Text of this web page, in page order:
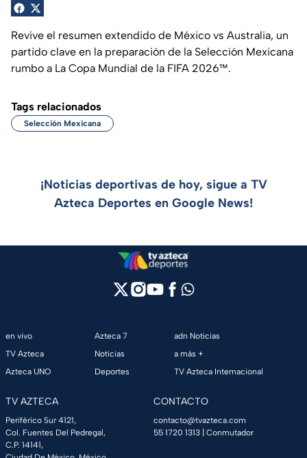
Revive el resumen extendido de México vs Australia, un
partido clave en la preparación de la Selección Mexicana
rumbo a La Copa Mundial de la FIFA 2026™.
Tags relacionados
Selección Mexicana
¡Noticias deportivas de hoy, sigue a TV
Azteca Deportes en Google News!
en vivo
TV Azteca
Azteca UNO
Azteca 7
Noticias
Deportes
adn Noticias
a más +
TV Azteca Internacional
TV AZTECA
Periférico Sur 4121,
Col. Fuentes Del Pedregal,
C.P. 14141,
CONTACTO
contacto@tvazteca.com
55 1720 1313 | Conmutador